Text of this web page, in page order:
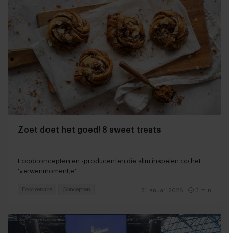
Zoet doet het goed! 8 sweet treats
Foodconcepten en -producenten die slim inspelen op het
'verwenmomentje'
21 januari 2026 3 min
Foodservice Concepten